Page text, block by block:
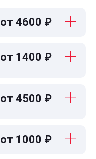
от 4600 ₽
от 1400 ₽
от 4500 ₽
от 1000 ₽